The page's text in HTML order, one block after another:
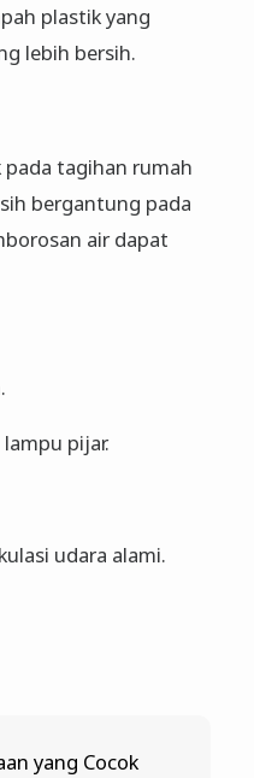
plastik yang
lebih bersih.
tagihan rumah
bergantung pada
air dapat
pijar.
udara alami.
yang Cocok